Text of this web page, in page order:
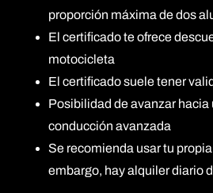
proporción máxima de dos
El certificado te ofrece
motocicleta
El certificado suele tener
Posibilidad de avanzar hacia
conducción avanzada
Se recomienda usar tu
embargo, hay alquiler diario